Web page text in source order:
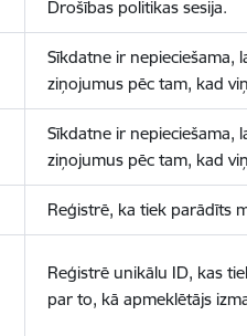
Drošības politikas sesija.
Sīkdatne ir nepieciešama,
ziņojumus pēc tam, kad
Sīkdatne ir nepieciešama,
ziņojumus pēc tam, kad
Reģistrē, ka tiek parādīts
Reģistrē unikālu ID, kas
par to, kā apmeklētājs